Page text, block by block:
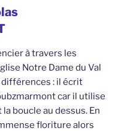
à travers les
Notre Dame du Val
: il écrit
car il utilise
boucle au dessus. En
floriture alors